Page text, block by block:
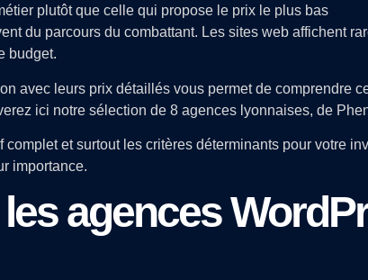
plutôt que celle qui propose le prix le plus bas
du parcours du combattant. Les sites web affichent
budget.
avec leurs prix détaillés vous permet de comprendre
ici notre sélection de 8 agences lyonnaises, de
et surtout les critères déterminants pour votre
importance.
agences